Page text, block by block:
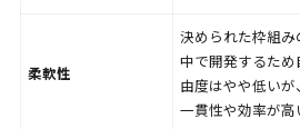
柔軟性
決められた枠組み
中で開発するため
由度はやや低いが
一貫性や効率が高